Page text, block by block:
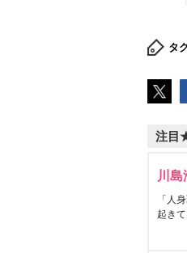
タ
注目
川
「人
起き